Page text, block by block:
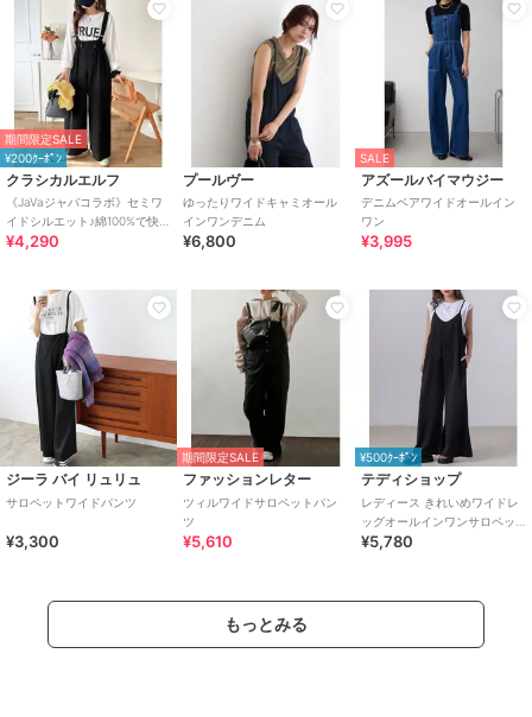
期間限定SALE
¥200ｸｰﾎﾟﾝ
クラシカルエルフ
《JaVaジャバコラボ》セミワ
イドシルエット♪綿100%で快適
◎ワークデニム サロペット
¥4,290
プールヴー
ゆったりワイドキャミオール
インワンデニム
¥6,800
SALE
アズールバイマウジー
デニムベアワイドオールイン
ワン
¥3,995
ジーラ バイ リュリュ
サロペットワイドパンツ
¥3,300
期間限定SALE
ファッションレター
ツィルワイドサロペットパン
ツ
¥5,610
¥500ｸｰﾎﾟﾝ
テディショップ
レディース きれいめワイドレ
ッグオールインワンサロペッ
ト/オーバーオール
¥5,780
もっとみる